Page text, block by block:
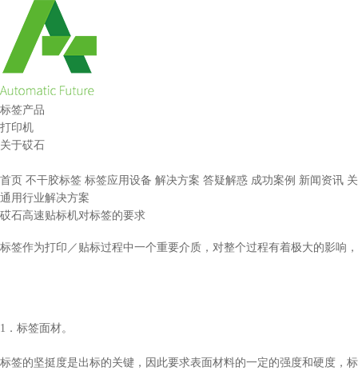
标签产品
打印机
关于砹石
首页 不干胶标签 标签应用设备 解决方案 答疑解惑 成功案例 新闻资讯
通用行业解决方案
砹石高速贴标机对标签的要求
标签作为打印／贴标过程中一个重要介质，对整个过程有着极大的影响
1．标签面材。
标签的坚挺度是出标的关键，因此要求表面材料的一定的强度和硬度，